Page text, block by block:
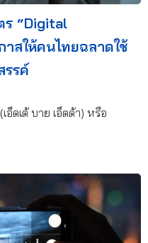
ร “Digital
าสให้คนไทยฉลาดใช้
รรค์
อ็ดเต้ บาย เอ็ตด้า) หรือ